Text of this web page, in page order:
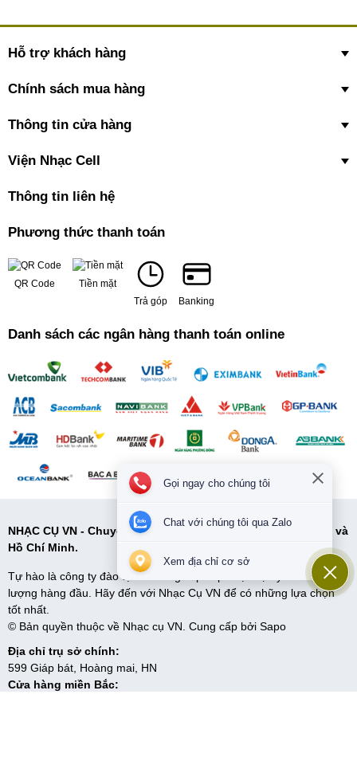
Hỗ trợ khách hàng
Chính sách mua hàng
Thông tin cửa hàng
Viện Nhạc Cell
Thông tin liên hệ
Phương thức thanh toán
QR Code
Tiền mặt
Trả góp
Banking
Danh sách các ngân hàng thanh toán online
NHẠC CỤ VN - Chuyên cung cấp các loại nhạc cụ tại Hà Nội và
Hồ Chí Minh.
Tự hào là công ty đào tạo và cung cấp cấp nhạc cụ uy tín và chất
lượng hàng đầu. Hãy đến với Nhạc Cụ VN để có những lựa chọn
tốt nhất.
© Bản quyền thuộc về Nhạc cụ VN. Cung cấp bởi Sapo
Địa chỉ trụ sở chính:
599 Giáp bát, Hoàng mai, HN
Cửa hàng miền Bắc:
Gọi ngay cho chúng tôi
Chat với chúng tôi qua Zalo
Xem địa chỉ cơ sở